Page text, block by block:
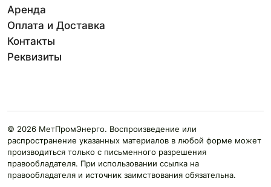
Аренда
Оплата и Доставка
Контакты
Реквизиты
© 2026 МетПромЭнерго. Воспроизведение или
распространение указанных материалов в любой форме может
производиться только с письменного разрешения
правообладателя. При использовании ссылка на
правообладателя и источник заимствования обязательна.